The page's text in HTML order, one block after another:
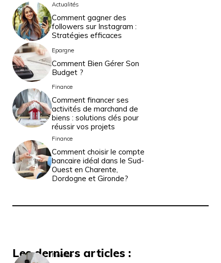
Actualités
Comment gagner des
followers sur Instagram :
Stratégies efficaces
Epargne
Comment Bien Gérer Son
Budget ?
Finance
Comment financer ses
activités de marchand de
biens : solutions clés pour
réussir vos projets
Finance
Comment choisir le compte
bancaire idéal dans le Sud-
Ouest en Charente,
Dordogne et Gironde?
Les derniers articles :
Finance